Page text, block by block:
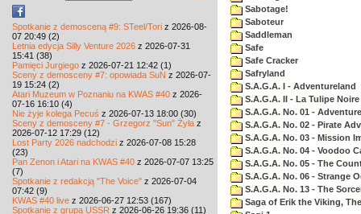
Spotkanie z demosceną #9: STeel/Tori z 2026-08-
07 20:49 (2)
Letnia edycja Silly Venture 2026 z 2026-07-31
15:41 (38)
Pamięci Jurgiego z 2026-07-21 12:42 (1)
Sceny z demosceny #7: opowiada SuN z 2026-07-
19 15:24 (2)
Atari Muzeum w Poznaniu na KWAS #40 z 2026-
07-16 16:10 (4)
Nie żyje kolega Pecuś z 2026-07-13 18:00 (30)
Sceny z demosceny #7 - Grzegorz "Sun" Żyła z
2026-07-12 17:29 (12)
Lost Party 2026 nadchodzi z 2026-07-08 15:28
(23)
Pan Zenon i Atari na KWAS #40 z 2026-07-07 13:25
(7)
Spotkanie z redakcją "The Voice" z 2026-07-04
07:42 (9)
KWAS #40 live z 2026-06-27 12:53 (167)
Spotkanie z grupą USSR z 2026-06-26 19:36 (11)
Sabotage!
Saboteur
Saddleman
Safe
Safe Cracker
Safryland
S.A.G.A. I - Adventureland
S.A.G.A. II - La Tulipe Noire
S.A.G.A. No. 01 -
S.A.G.A. No. 02 - Pirate
S.A.G.A. No. 03 - Mission
S.A.G.A. No. 04 - Voodoo
S.A.G.A. No. 05 - The
S.A.G.A. No. 06 - Strange
S.A.G.A. No. 13 - The
Saga of Erik the Viking, The